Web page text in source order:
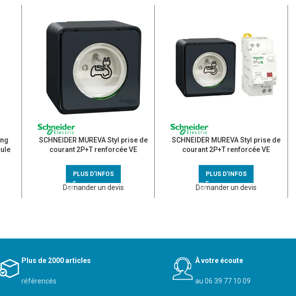
SCHNEIDER MUREVA Styl prise de
courant 2P+T renforcée VE
PLUS D'INFOS
Demander un devis
SCHNEIDER MUREVA Styl prise de
courant 2P+T renforcée VE
PLUS D'INFOS
Demander un devis
Plus de 2000 articles
référencés
À votre écoute
au 06 39 77 10 09